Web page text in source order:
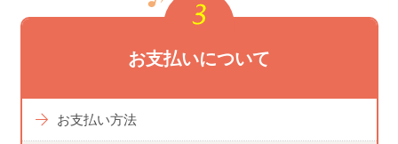
お支払いについて
お支払い方法